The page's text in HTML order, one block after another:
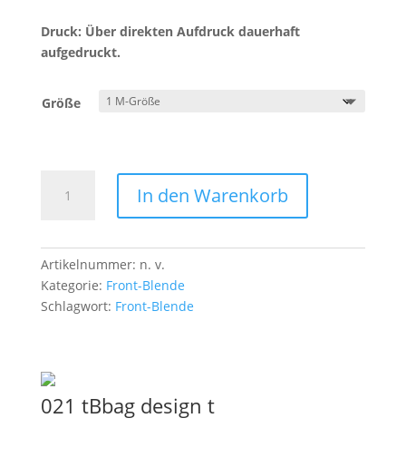
Druck: Über direkten Aufdruck dauerhaft
aufgedruckt.
Größe
Blende
In den Warenkorb
Artikelnummer: n. v.
Kategorie: Front-Blende
Schlagwort: Front-Blende
021 tBbag design t